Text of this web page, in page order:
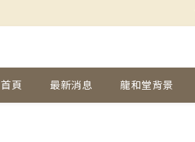
首頁 最新消息 龍和堂背景